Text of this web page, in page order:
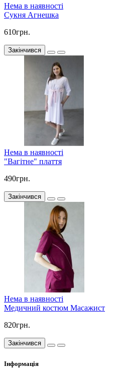
Нема в наявності
Сукня Агнешка
610грн.
Закінчився
Нема в наявності
"Вагітне" плаття
490грн.
Закінчився
Нема в наявності
Медичний костюм Масажист
820грн.
Закінчився
Інформація